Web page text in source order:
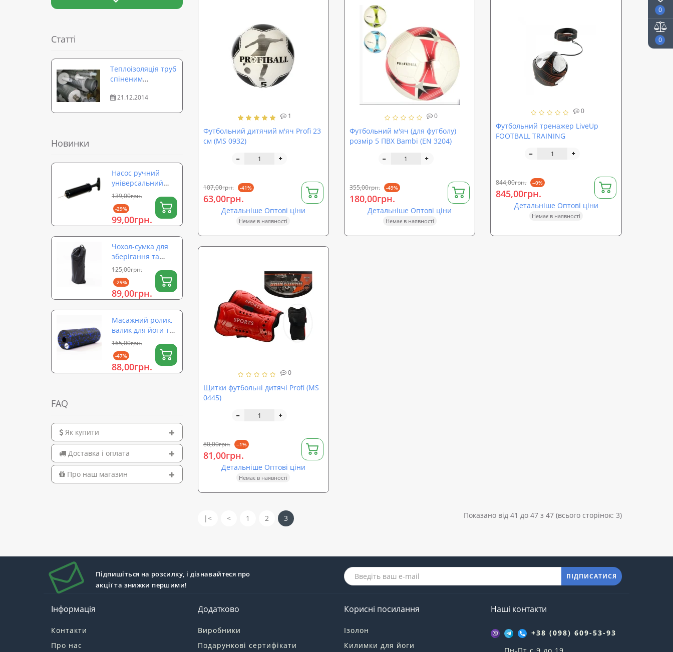
0
0
Статті
Теплоізоляція труб
спіненим
(пінополіетиленом)
21.12.2014
Новинки
Насос ручний
універсальний
для м'ячів,
надувних виробів,
фітболів OSPORT
(OF-0324)
139,00грн.
-29%
99,00грн.
Чохол-сумка для
зберігання та
перенесення
ролика для йоги
(валика) на
затяжці 56×26 см
125,00грн.
-29%
89,00грн.
Масажний ролик,
валик для йоги та
масажу спини EPP
(масажер для
спини, шиї, ніг)
OSPORT 15х5см
165,00грн.
-47%
88,00грн.
FAQ
Як купити
Доставка і оплата
Про наш магазин
1
Футбольний дитячий м'яч Profi 23
см (MS 0932)
107,00грн. -41%
63,00грн.
Детальніше Оптові ціни
Немає в наявності
0
Футбольний м'яч (для футболу)
розмір 5 ПВХ Bambi (EN 3204)
355,00грн. -49%
180,00грн.
Детальніше Оптові ціни
Немає в наявності
0
Футбольний тренажер LiveUp
FOOTBALL TRAINING
844,00грн. --0%
845,00грн.
Детальніше Оптові ціни
Немає в наявності
0
Щитки футбольні дитячі Profi (MS
0445)
80,00грн. --1%
81,00грн.
Детальніше Оптові ціни
Немає в наявності
|< < 1 2 3 Показано від 41 до 47 з 47 (всього сторінок: 3)
Підпишіться на розсилку, і дізнавайтеся про
акції та знижки першими!
ПІДПИСАТИСЯ
Інформація
Контакти
Про нас
Додатково
Виробники
Подарункові сертифікати
Корисні посилання
Ізолон
Килимки для йоги
Наші контакти
+38 (098) 609-53-93